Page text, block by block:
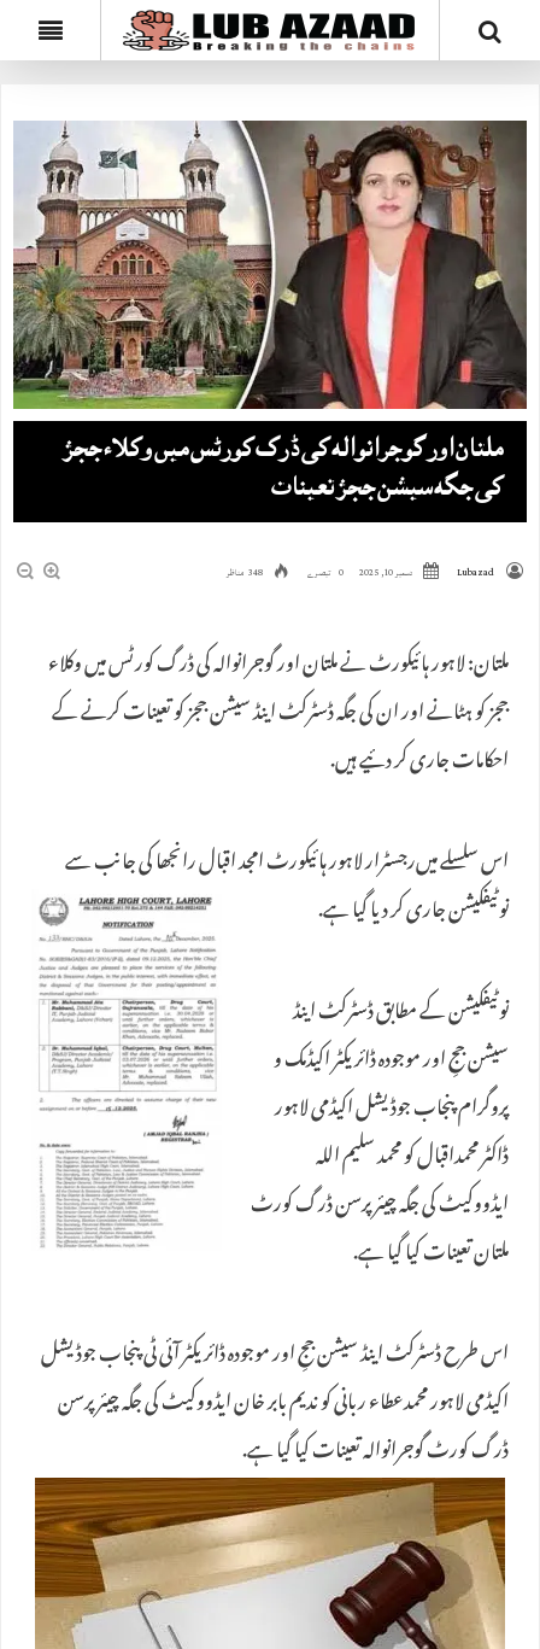
ملتان اور گوجرانوالہ کی ڈرگ کورٹس میں وکلاء ججز
کی جگہ سیشن ججز تعینات
Lubazad دسمبر 10, 2025 0 تبصرے 348 مناظر
ملتان: لاہور ہائیکورٹ نے ملتان اور گوجرانوالہ کی ڈرگ کورٹس میں وکلاء
ججز کو ہٹانے اور ان کی جگہ ڈسٹرکٹ اینڈ سیشن ججز کو تعینات کرنے کے
احکامات جاری کر دئیے ہیں.
اس سلسلے میں‌رجسٹرار لاہور ہائیکورٹ امجد اقبال رانجھا کی جانب سے
نوٹیفکیشن جاری کر دیا گیا ہے.
نوٹیفکیشن کے مطابق ڈسٹرکٹ اینڈ
سیشن ججِ اور موجودہ ڈائریکٹر اکیڈمک و
پروگرام پنجاب جوڈیشل اکیڈمی لاہور
ڈاکٹر محمداقبال کو محمد سلیم اللہ
ایڈووکیٹ کی جگہ چیئرپرسن ڈرگ کورٹ
ملتان تعینات کیا گیا ہے.
اس طرح ڈسٹرکٹ اینڈ سیشن ججِ اور موجودہ ڈائریکٹر آئی ٹی پنجاب جوڈیشل
اکیڈمی لاہور محمدعطاء ربانی کو ندیم بابر خان ایڈووکیٹ کی جگہ چیئرپرسن
ڈرگ کورٹ گوجرانوالہ تعینات کیا گیا ہے.